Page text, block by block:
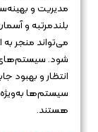
مدیریت و
بلندمرتبه و
می‌تواند منجر به
شود. سیستم‌های
انتظار و بهبود
سیستم‌ها به‌ویژه
هستند.